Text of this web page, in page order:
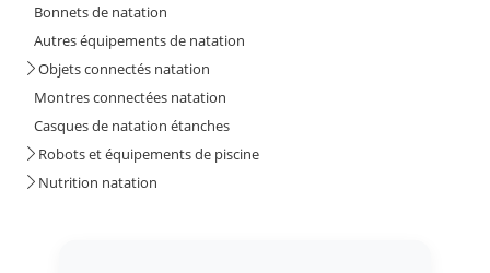
Bonnets de natation
Autres équipements de natation
Objets connectés natation
Montres connectées natation
Casques de natation étanches
Robots et équipements de piscine
Nutrition natation